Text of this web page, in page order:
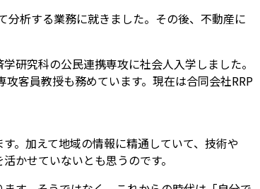
析する業務に就きました。その後、不動産に
研究科の公民連携専攻に社会人入学しました。
客員教授も務めています。現在は合同会社RRP
。加えて地域の情報に精通していて、技術や
かせていないとも思うのです。